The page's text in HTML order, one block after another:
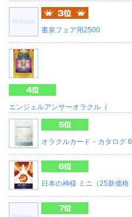
書泉フェア用2500
エンジェルアンサーオラクル（
オラクルカード・カタログ 6
日本の神様 ミニ（25新価格